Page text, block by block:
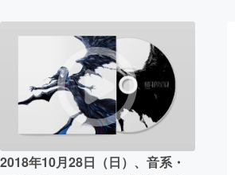
アート・写真
テクノロジー・ガジェット
映像・映画
2018年10月28日（日）、音系・